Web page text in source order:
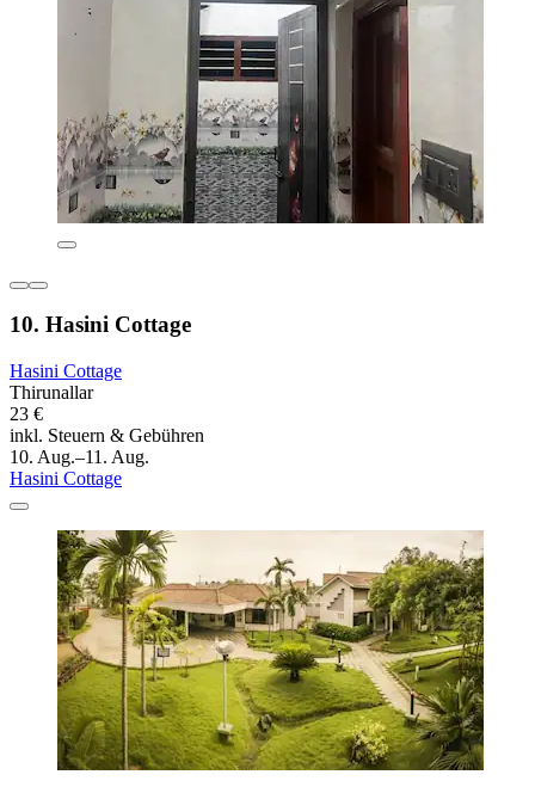
10. Hasini Cottage
Hasini Cottage
Thirunallar
23 €
inkl. Steuern & Gebühren
10. Aug.–11. Aug.
Hasini Cottage